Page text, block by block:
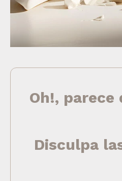
Oh!, parece
Disculpa